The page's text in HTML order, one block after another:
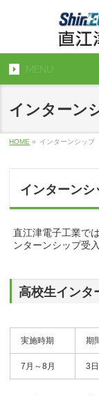
MENU
インターン
HOME » インターンシップ
インターンシ
直江津電子工業で
ンターンシップ受
高校生インタ
実施時期 期
7月～8月 3